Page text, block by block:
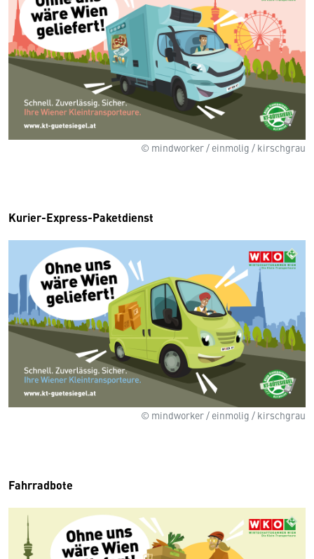
© mindworker / einmolig / kirschgrau
Kurier-Express-Paketdienst
© mindworker / einmolig / kirschgrau
Fahrradbote